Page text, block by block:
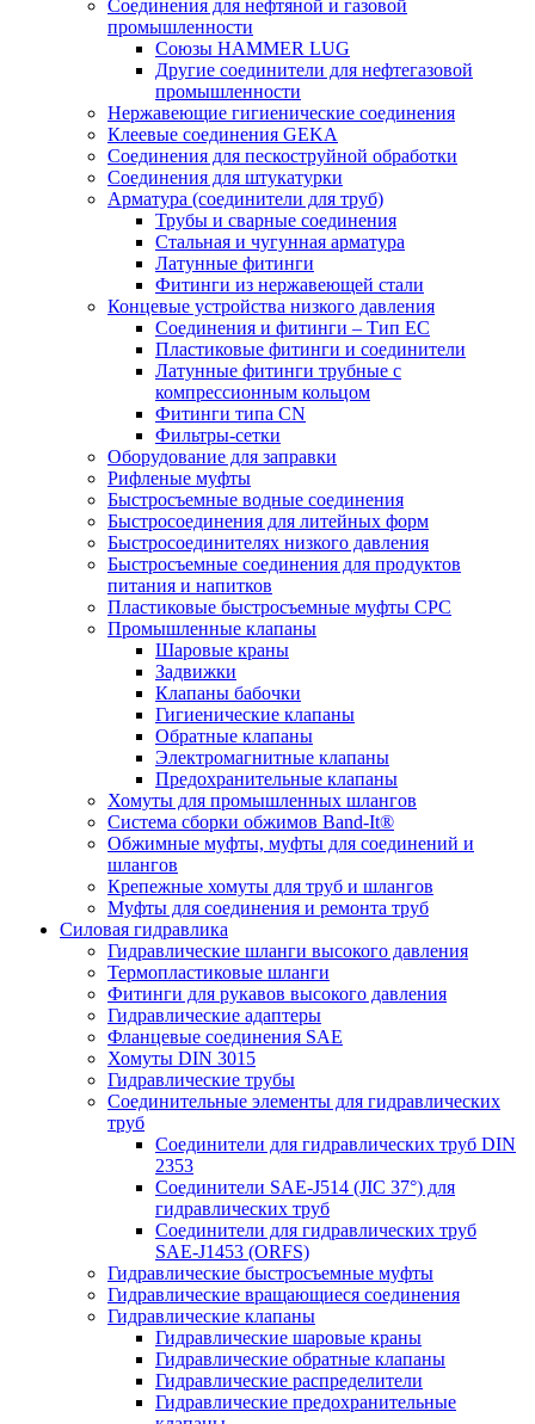
Соединения для нефтяной и газовой
промышленности
Союзы HAMMER LUG
Другие соединители для нефтегазовой
промышленности
Нержавеющие гигиенические соединения
Клеевые соединения GEKA
Соединения для пескоструйной обработки
Cоединения для штукатурки
Арматура (соединители для труб)
Трубы и сварные соединения
Стальная и чугунная арматура
Латунные фитинги
Фитинги из нержавеющей стали
Концевые устройства низкого давления
Соединения и фитинги – Тип EC
Пластиковые фитинги и соединители
Латунные фитинги трубные с
компрессионным кольцом
Фитинги типа CN
Фильтры-сетки
Оборудование для заправки
Рифленые муфты
Быстросъемные водные соединения
Быстросоединения для литейных форм
Быстросоединителях низкого давления
Быстросъемные соединения для продуктов
питания и напитков
Пластиковые быстросъемные муфты CPC
Промышленные клапаны
Шаровые краны
Задвижки
Клапаны бабочки
Гигиенические клапаны
Обратные клапаны
Электромагнитные клапаны
Предохранительные клапаны
Хомуты для промышленных шлангов
Система сборки обжимов Band-It®
Обжимные муфты, муфты для соединений и
шлангов
Крепежные хомуты для труб и шлангов
Муфты для соединения и ремонта труб
Силовая гидравлика
Гидравлические шланги высокого давления
Термопластиковые шланги
Фитинги для рукавов высокого давления
Гидравлические адаптеры
Фланцевые соединения SAE
Хомуты DIN 3015
Гидравлические трубы
Соединительные элементы для гидравлических
труб
Соединители для гидравлических труб DIN
2353
Соединители SAE-J514 (JIC 37°) для
гидравлических труб
Соединители для гидравлических труб
SAE-J1453 (ORFS)
Гидравлические быстросъемные муфты
Гидравлические вращающиеся соединения
Гидравлические клапаны
Гидравлические шаровые краны
Гидравлические обратные клапаны
Гидравлические распределители
Гидравлические предохранительные